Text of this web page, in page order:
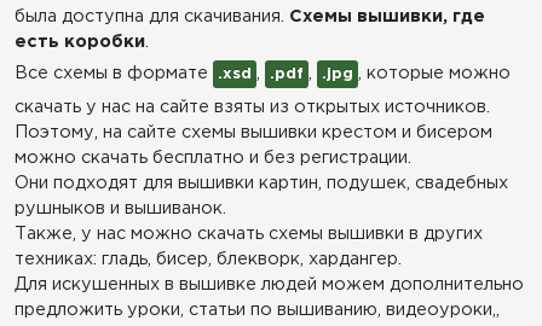
была доступна для скачивания. Схемы вышивки, где
есть коробки
Все схемы в формате
.xsd .pdf .jpg , которые можно
скачать у нас на сайте взяты из открытых источников.
Поэтому, на сайте схемы вышивки крестом и бисером
можно скачать бесплатно и без регистрации.
Они подходят для вышивки картин, подушек, свадебных
рушныков и вышиванок.
Также, у нас можно скачать схемы вышивки в других
техниках: гладь, бисер, блекворк, хардангер.
Для искушенных в вышивке людей можем дополнительно
предложить уроки, статьи по вышиванию, видеоуроки,,